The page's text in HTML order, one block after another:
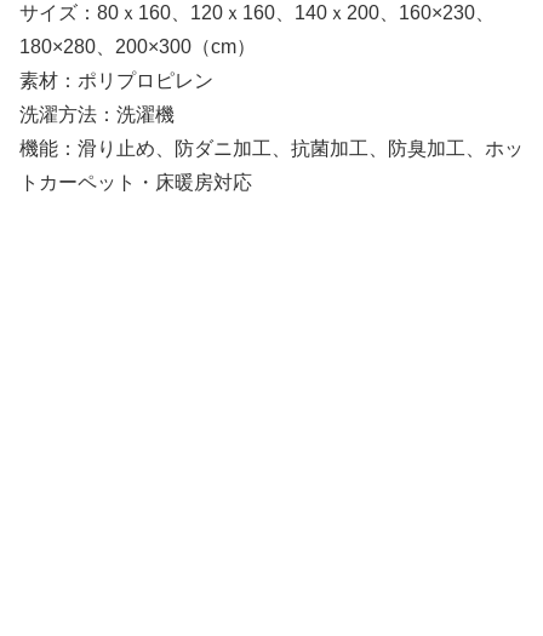
サイズ：80ｘ160、120ｘ160、140ｘ200、160×230、
180×280、200×300（cm）
素材：ポリプロピレン
洗濯方法：洗濯機
機能：滑り止め、防ダニ加工、抗菌加工、防臭加工、ホッ
トカーペット・床暖房対応